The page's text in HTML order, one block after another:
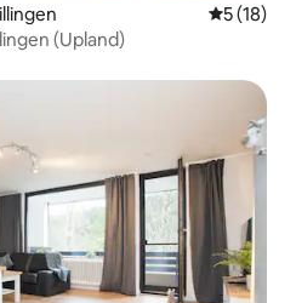
5 (18)
(Upland)